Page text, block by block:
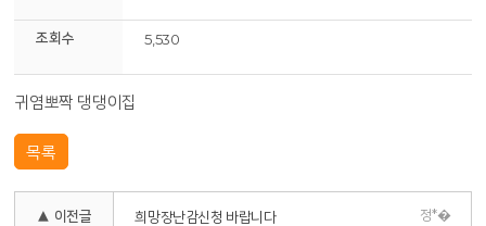
조회수 5,530
귀염뽀짝 댕댕이집
목록
▲ 이전글 희망장난감신청 바랍니다 정*�